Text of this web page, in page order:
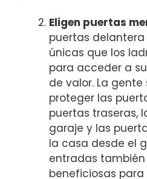
Eligen puertas
puertas
únicas que los
para acceder a
de valor. La
proteger las
puertas traseras,
garaje y las
la casa desde el
entradas
beneficiosas para